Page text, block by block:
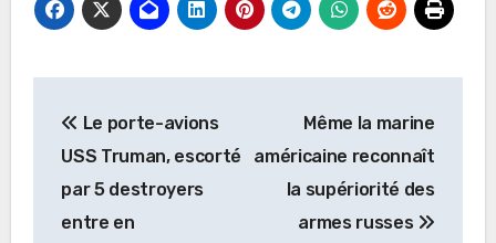
de
l’article
Le porte-avions
USS Truman, escorté
par 5 destroyers
entre en
Même la marine
américaine reconnaît
la supériorité des
armes russes